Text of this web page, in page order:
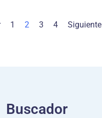
1 2 3 4 Siguiente
Buscador